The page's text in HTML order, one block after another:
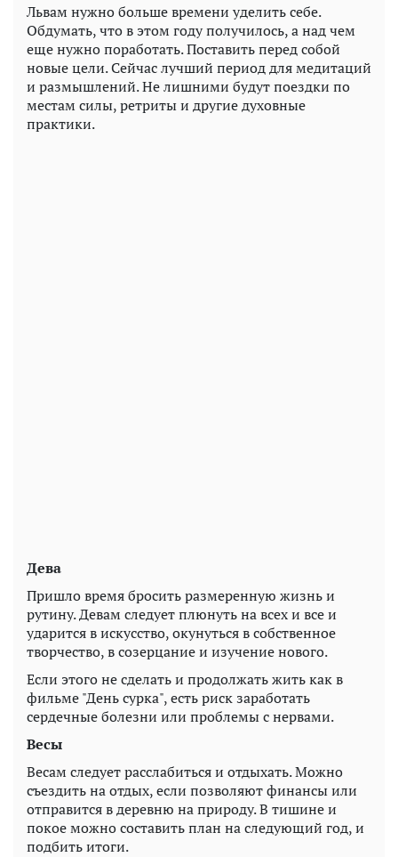
Львам нужно больше времени уделить себе.
Обдумать, что в этом году получилось, а над чем
еще нужно поработать. Поставить перед собой
новые цели. Сейчас лучший период для медитаций
и размышлений. Не лишними будут поездки по
местам силы, ретриты и другие духовные
практики.
Дева
Пришло время бросить размеренную жизнь и
рутину. Девам следует плюнуть на всех и все и
ударится в искусство, окунуться в собственное
творчество, в созерцание и изучение нового.
Если этого не сделать и продолжать жить как в
фильме "День сурка", есть риск заработать
сердечные болезни или проблемы с нервами.
Весы
Весам следует расслабиться и отдыхать. Можно
съездить на отдых, если позволяют финансы или
отправится в деревню на природу. В тишине и
покое можно составить план на следующий год, и
подбить итоги.